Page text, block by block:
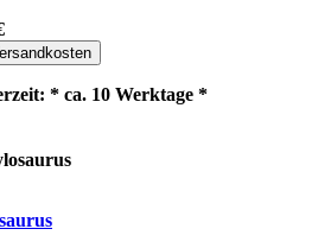
* ca. 10 Werktage *